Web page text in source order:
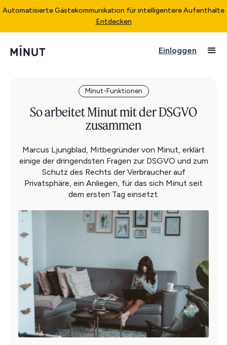
Automatisierte Gästekommunikation für intelligentere Aufenthalte
Entdecken
Einloggen
Minut-Funktionen
So arbeitet Minut mit der DSGVO
zusammen
Marcus Ljungblad, Mitbegründer von Minut, erklärt
einige der dringendsten Fragen zur DSGVO und zum
Schutz des Rechts der Verbraucher auf
Privatsphäre, ein Anliegen, für das sich Minut seit
dem ersten Tag einsetzt.